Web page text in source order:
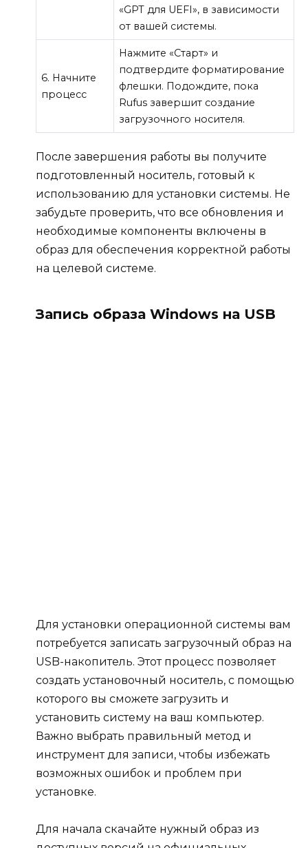
«GPT для UEFI», в зависимости
от вашей системы.
6. Начните
процесс
Нажмите «Старт» и
подтвердите форматирование
флешки. Подождите, пока
Rufus завершит создание
загрузочного носителя.
После завершения работы вы получите
подготовленный носитель, готовый к
использованию для установки системы. Не
забудьте проверить, что все обновления и
необходимые компоненты включены в
образ для обеспечения корректной работы
на целевой системе.
Запись образа Windows на USB
Для установки операционной системы вам
потребуется записать загрузочный образ на
USB-накопитель. Этот процесс позволяет
создать установочный носитель, с помощью
которого вы сможете загрузить и
установить систему на ваш компьютер.
Важно выбрать правильный метод и
инструмент для записи, чтобы избежать
возможных ошибок и проблем при
установке.
Для начала скачайте нужный образ из